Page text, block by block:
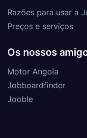
Razões para usar a
Preços e serviços
Os nossos
Motor Angola
Jobboardfinder
Jooble